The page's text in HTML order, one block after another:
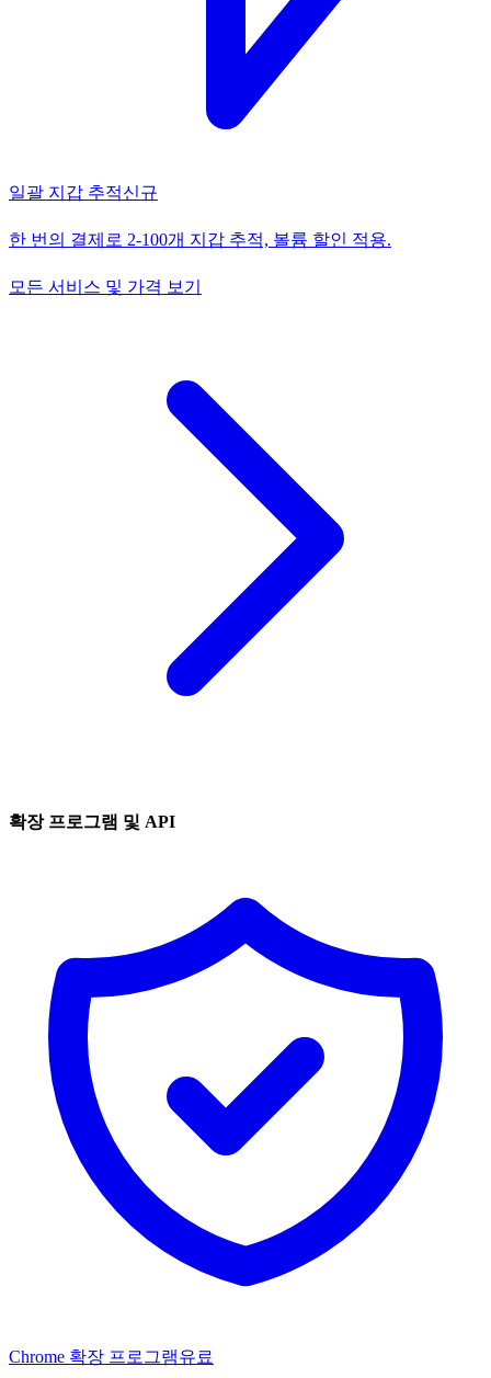
일괄 지갑 추적신규
한 번의 결제로 2-100개 지갑 추적, 볼륨 할인 적용.
모든 서비스 및 가격 보기
확장 프로그램 및 API
Chrome 확장 프로그램유료